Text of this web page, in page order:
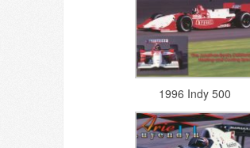
1996 Indy 500